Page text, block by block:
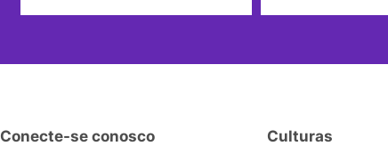
Conecte-se conosco Culturas